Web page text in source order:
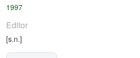
1997
Editor
[s.n.]